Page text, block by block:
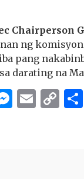
Chairperson
ng
pang
darating na
Email